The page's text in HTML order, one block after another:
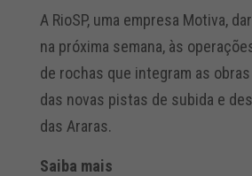
A RioSP, uma empresa Motiva,
na próxima semana, às
de rochas que integram as
das novas pistas de subida e
das Araras.
Saiba mais